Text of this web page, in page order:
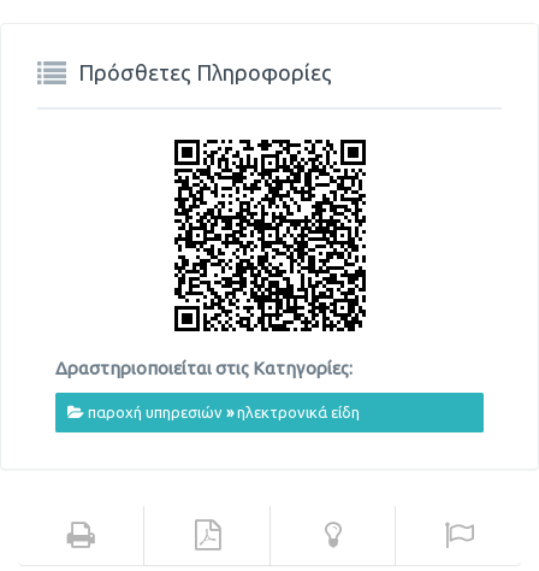
Πρόσθετες Πληροφορίες
Δραστηριοποιείται στις Κατηγορίες:
παροχή υπηρεσιών »ηλεκτρονικά είδη